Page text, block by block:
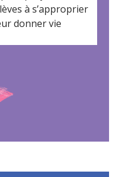
à s’approprier
donner vie